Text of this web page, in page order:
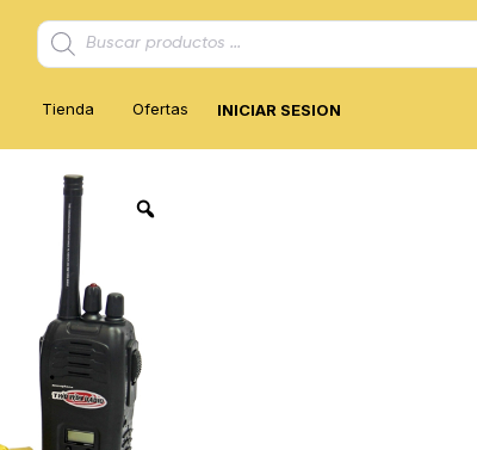
Búsqueda
de
productos
Tienda Ofertas INICIAR SESION